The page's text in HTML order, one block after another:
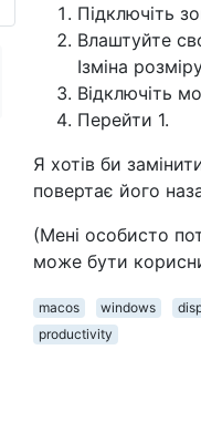
Підключіть
Влаштуйте
Ізміна
Відключіть
Перейти 1.
Я хотів би
повертає його
(Мені особисто
може бути
macos windows
productivity